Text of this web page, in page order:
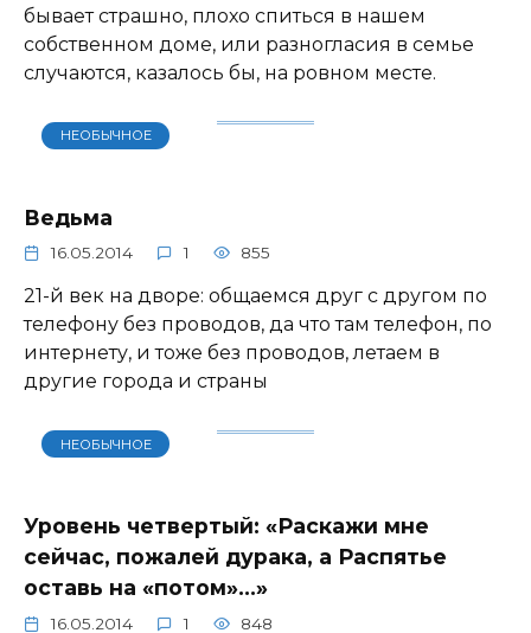
бывает страшно, плохо спиться в нашем
собственном доме, или разногласия в семье
случаются, казалось бы, на ровном месте.
НЕОБЫЧНОЕ
Ведьма
16.05.2014 1 855
21-й век на дворе: общаемся друг с другом по
телефону без проводов, да что там телефон, по
интернету, и тоже без проводов, летаем в
другие города и страны
НЕОБЫЧНОЕ
Уровень четвертый: «Раскажи мне
сейчас, пожалей дурака, а Распятье
оставь на «потом»…»
16.05.2014 1 848